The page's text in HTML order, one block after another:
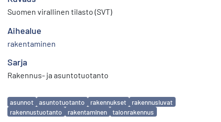
Suomen virallinen tilasto (SVT)
Aihealue
rakentaminen
Sarja
Rakennus- ja asuntotuotanto
Avainsanat
asunnot asuntotuotanto rakennukset
rakennusluvat
rakennustuotanto
rakentaminen talonrakennus